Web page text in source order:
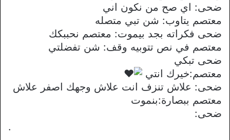
ضحى: اي صح من نكون اني
معتصم يتاوب: شن تبي متصله
ضحى فكراته بجد بيموت: معتصم نحببكك
معتصم في نص تتوبيه وقف: شن تفضلتي
ضحى تبكي
معتصم:خيرك انتي
ضحى: علاش تنزف انت علاش وجهك اصفر علاش
معتصم ببصارة:بنموت
ضحى:
.